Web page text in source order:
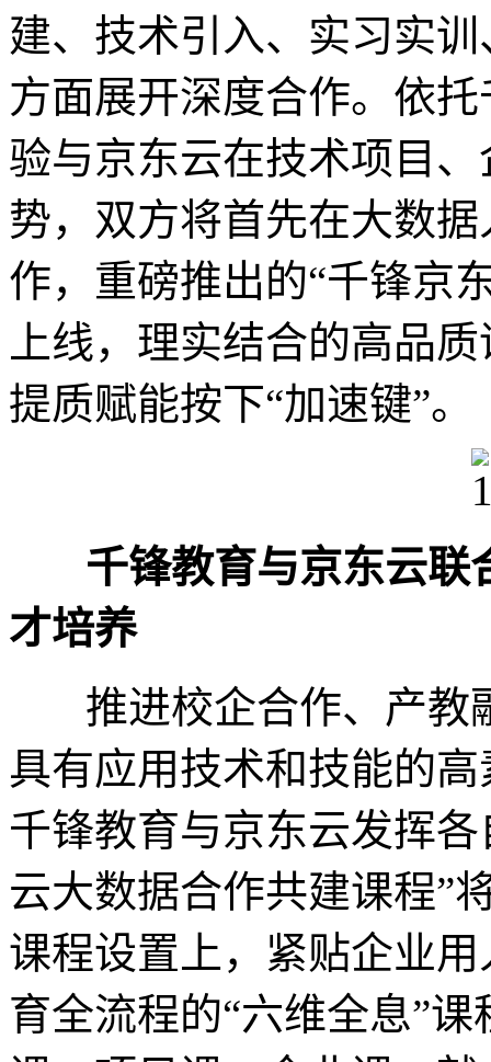
建、技术引入、实习实训
方面展开深度合作。依
验与京东云在技术项目
势，双方将首先在大数
作，重磅推出的“千锋京
上线，理实结合的高品
提质赋能按下“加速键”。
千锋教育与京东云联
才培养
推进校企合作、产教
具有应用技术和技能的
千锋教育与京东云发挥
云大数据合作共建课程”
课程设置上，紧贴企业
育全流程的“六维全息”